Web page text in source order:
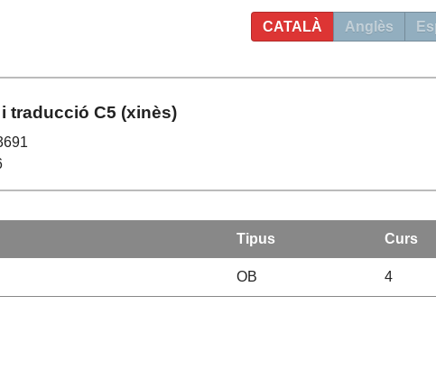
CATALÀ Anglès
traducció C5 (xinès)
Tipus Curs
OB 4